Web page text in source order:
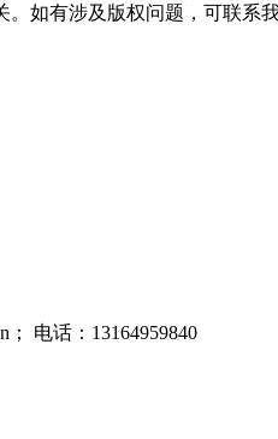
如有涉及版权问题，可联系我
电话：13164959840